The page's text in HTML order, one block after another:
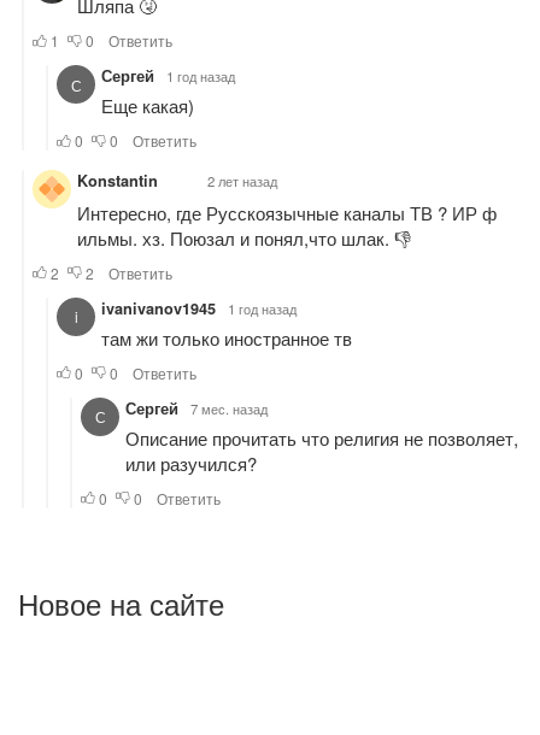
Новое на сайте